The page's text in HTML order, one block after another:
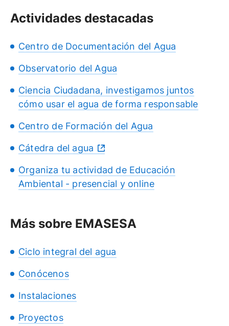
Actividades destacadas
Centro de Documentación del Agua
Observatorio del Agua
Ciencia Ciudadana, investigamos juntos
cómo usar el agua de forma responsable
Centro de Formación del Agua
Cátedra del agua
Organiza tu actividad de Educación
Ambiental - presencial y online
Más sobre EMASESA
Ciclo integral del agua
Conócenos
Instalaciones
Proyectos